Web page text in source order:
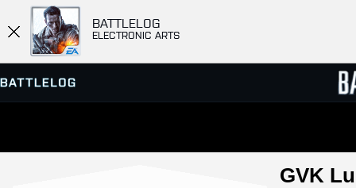
BATTLELOG
ELECTRONIC ARTS
GVK